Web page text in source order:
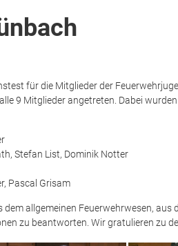
für die Mitglieder der
9 Mitglieder angetreten. Dabei
Stefan List, Dominik Notter
Pascal Grisam
allgemeinen Feuerwehrwesen, aus
zu beantworten. Wir gratulieren zu